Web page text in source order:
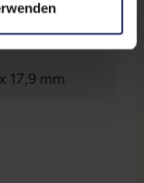
17,9 mm